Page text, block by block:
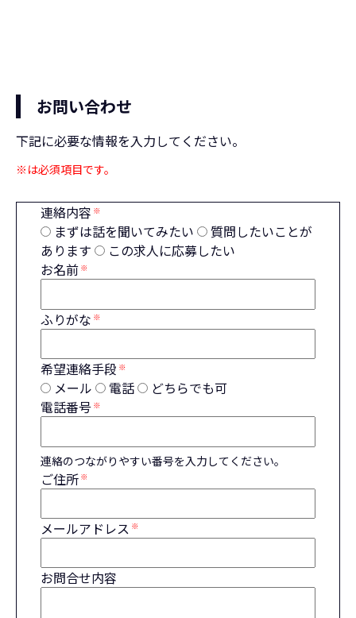
お問い合わせ
下記に必要な情報を入力してください。
※は必須項目です。
連絡内容 ※
まずは話を聞いてみたい
質問したいことが
あります
この求人に応募したい
お名前 ※
ふりがな ※
希望連絡手段 ※
メール 電話
どちらでも可
電話番号 ※
連絡のつながりやすい番号を入力してください。
ご住所 ※
メールアドレス ※
お問合せ内容